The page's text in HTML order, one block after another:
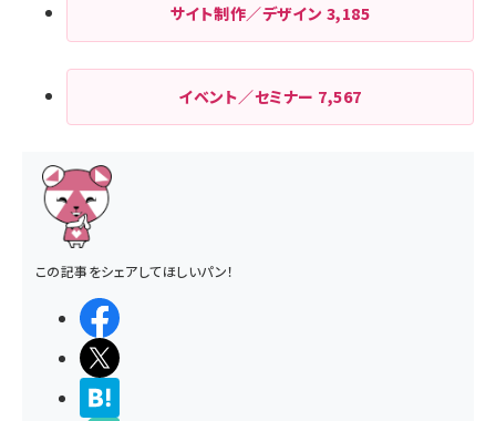
サイト制作／デザイン 3,185
イベント／セミナー 7,567
この記事をシェアしてほしいパン！